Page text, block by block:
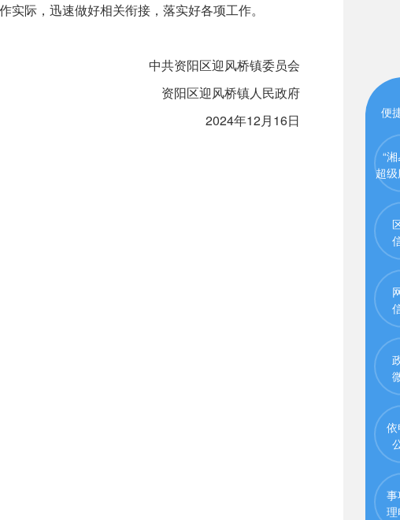
际，迅速做好相关衔接，落实好各项工作。
中共资阳区迎风桥镇委员会
资阳区迎风桥镇人民政府
2024年12月16日
便
“
超